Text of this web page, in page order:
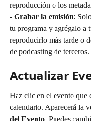
reproducción o los
- Grabar la emisión:
tu programa y agrégalo a
reproducirlo más tarde o
de podcasting de terceros.
Actualizar
Haz clic en el evento que
calendario. Aparecerá la
del Evento. Puedes